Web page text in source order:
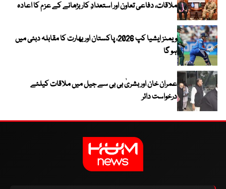
ملاقات، دفاعی تعاون اور استعدادِ کار بڑھانے کے عزم کا اعادہ
ویمنز ایشیا کپ 2026، پاکستان اور بھارت کا مقابلہ دبئی میں
ہو گا
عمران خان اور بشریٰ بی بی سے جیل میں ملاقات کیلئے
درخواست دائر